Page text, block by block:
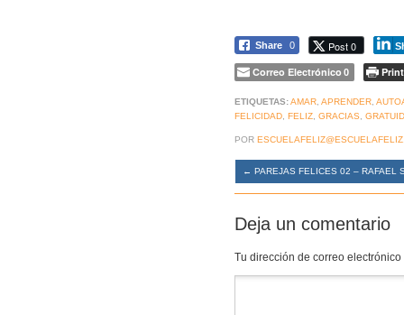
Share 0 Post 0
Correo Electrónico 0 Print
ETIQUETAS:AMAR APRENDER
FELICIDAD FELIZ GRACIAS
POR
← PAREJAS FELICES 02 – RAFAEL
Deja un comentario
Tu dirección de correo